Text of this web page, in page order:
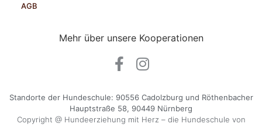
AGB
Mehr über unsere Kooperationen
Standorte der Hundeschule: 90556 Cadolzburg und Röthenbacher
Hauptstraße 58, 90449 Nürnberg
Copyright @ Hundeerziehung mit Herz – die Hundeschule von